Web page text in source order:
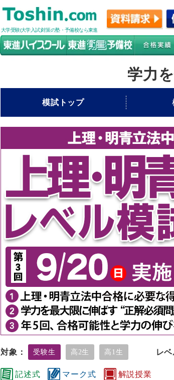
大学受験(大学入試)対策の塾・予備校なら東進
学力
模試トップ
対象： 受験生 高2生 高1生 レベ
記述式 マーク式 解説授業